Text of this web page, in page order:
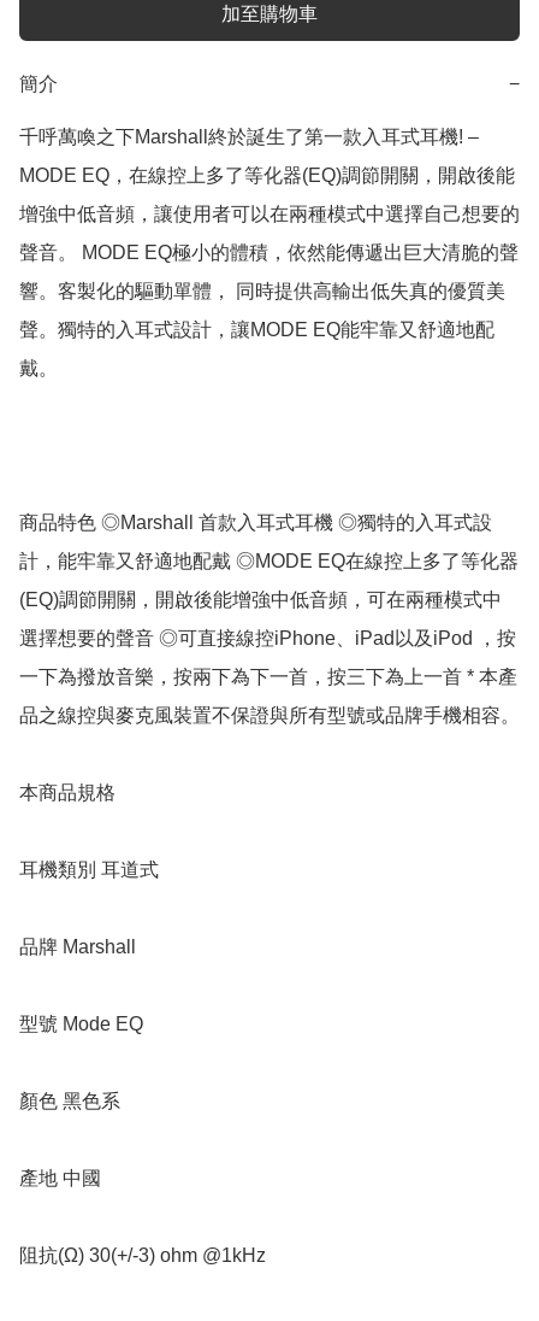
加至購物車
簡介 −
千呼萬喚之下Marshall終於誕生了第一款入耳式耳機! –
MODE EQ，在線控上多了等化器(EQ)調節開關，開啟後能
增強中低音頻，讓使用者可以在兩種模式中選擇自己想要的
聲音。 MODE EQ極小的體積，依然能傳遞出巨大清脆的聲
響。客製化的驅動單體， 同時提供高輸出低失真的優質美
聲。獨特的入耳式設計，讓MODE EQ能牢靠又舒適地配
戴。
商品特色 ◎Marshall 首款入耳式耳機 ◎獨特的入耳式設
計，能牢靠又舒適地配戴 ◎MODE EQ在線控上多了等化器
(EQ)調節開關，開啟後能增強中低音頻，可在兩種模式中
選擇想要的聲音 ◎可直接線控iPhone、iPad以及iPod ，按
一下為撥放音樂，按兩下為下一首，按三下為上一首 * 本產
品之線控與麥克風裝置不保證與所有型號或品牌手機相容。
本商品規格
耳機類別 耳道式
品牌 Marshall
型號 Mode EQ
顏色 黑色系
產地 中國
阻抗(Ω) 30(+/-3) ohm @1kHz